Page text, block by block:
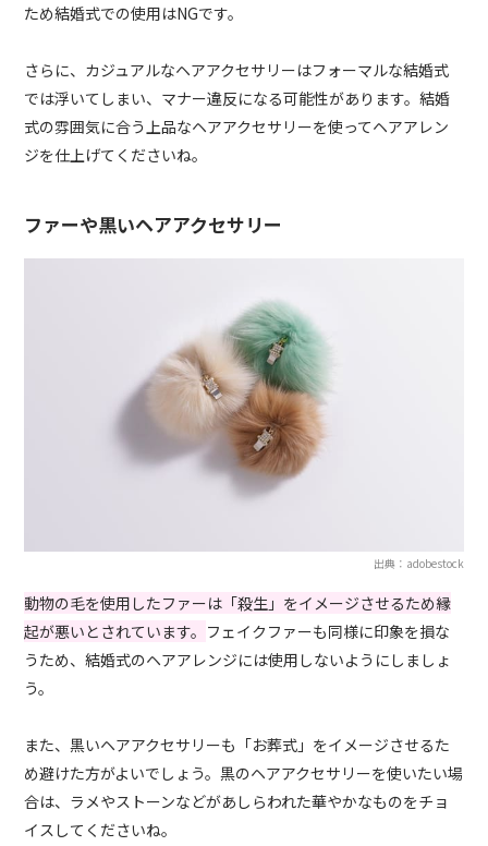
ため結婚式での使用はNGです。
さらに、カジュアルなヘアアクセサリーはフォーマルな結婚式
では浮いてしまい、マナー違反になる可能性があります。結婚
式の雰囲気に合う上品なヘアアクセサリーを使ってヘアアレン
ジを仕上げてくださいね。
ファーや黒いヘアアクセサリー
出典：adobestock
動物の毛を使用したファーは「殺生」をイメージさせるため縁
起が悪いとされています。 フェイクファーも同様に印象を損な
うため、結婚式のヘアアレンジには使用しないようにしましょ
う。
また、黒いヘアアクセサリーも「お葬式」をイメージさせるた
め避けた方がよいでしょう。黒のヘアアクセサリーを使いたい場
合は、ラメやストーンなどがあしらわれた華やかなものをチョ
イスしてくださいね。